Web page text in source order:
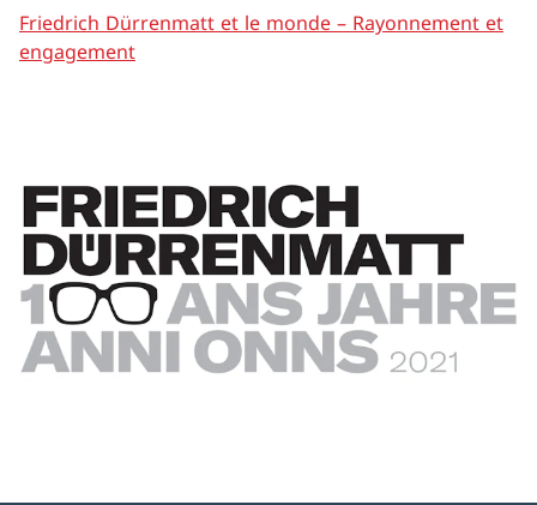
Friedrich Dürrenmatt et le monde – Rayonnement et
engagement